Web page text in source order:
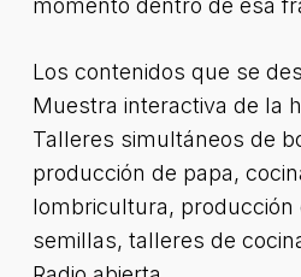
momento dentro de esa
Los contenidos que se
Muestra interactiva de la
Talleres simultáneos de
producción de papa,
lombricultura, producción
semillas, talleres de